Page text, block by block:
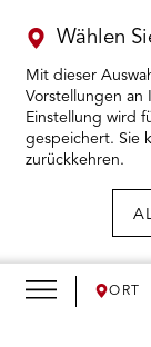
ORT
Wählen
Mit dieser
Vorstellungen an
Einstellung wird
gespeichert. Sie
zurückkehren.
WIR ÖFFNEN